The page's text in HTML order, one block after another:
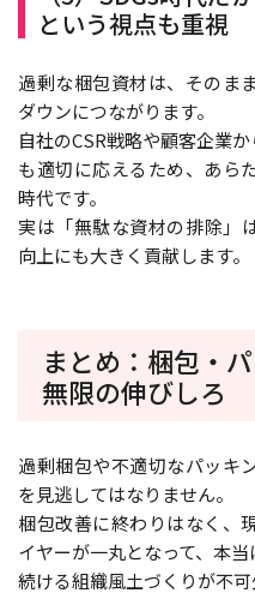
という視点も重視
過剰な梱包資材は、そのま
ダウンにつながります。
自社のCSR戦略や顧客企業
も適切に応えるため、あら
時代です。
実は「無駄な資材の排除」
向上にも大きく貢献します。
まとめ：梱包・
無限の伸びしろ
過剰梱包や不適切なパッキ
を見逃してはなりません。
梱包改善に終わりはなく、
イヤーが一丸となって、本
続ける組織風土づくりが不可